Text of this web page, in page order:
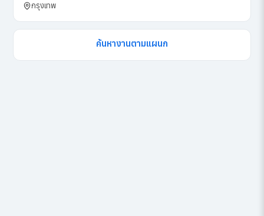
กรุงเทพ
ค้นหางานตามแผนก